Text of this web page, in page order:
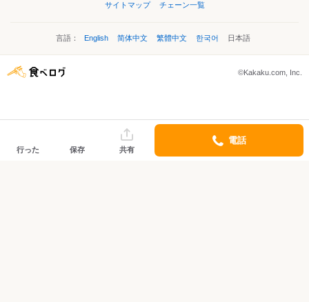
サイトマップ
チェーン一覧
言語： English 简体中文 繁體中文 한국어 日本語
©Kakaku.com, Inc.
行った 保存 共有
電話